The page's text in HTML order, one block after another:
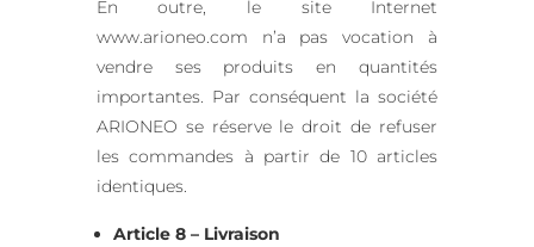
En outre, le site Internet
www.arioneo.com n’a pas vocation à
vendre ses produits en quantités
importantes. Par conséquent la société
ARIONEO se réserve le droit de refuser
les commandes à partir de 10 articles
identiques.
Article 8 – Livraison